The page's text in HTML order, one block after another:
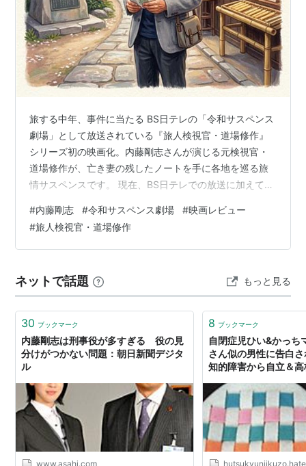
中年無休（2000年、世界文化社、
ISBN:4418005110）
旅する中年、事件に当たる BS日テレの「令和サスペンス
劇場」として放送されている『旅人検視官・道場修作』
シリーズ初の映画化。内藤剛志さんが演じる元検視官・
道場修作が、亡き妻の残したノートを手に各地を巡る旅
情サスペンスです。 現在、BS日テレでの放送に加えて
会が増えている本作。今回は、愛媛県松山と内子町が舞
台となりました。シリーズ特有の魅力と作品の構成につ
いても紐解きます。 「道場修作」シリーズのお約束と魅
彿とさせるパターン化された構成にあります。定年退職
した修作が、亡き妻・由美子のノー…
#内藤剛志 #令和サスペンス劇場 #映画レビュー
#旅人検視官・道場修作
ネットで話題 もっと見る
30 ブックマーク
内藤剛志は刑事役が多すぎる 役の見
分けがつかない問題：朝日新聞デジタ
ル
www.asahi.com
8 ブックマーク
自閉症児ひい&かっち
さん似の男性に告白
知的障害から自立＆